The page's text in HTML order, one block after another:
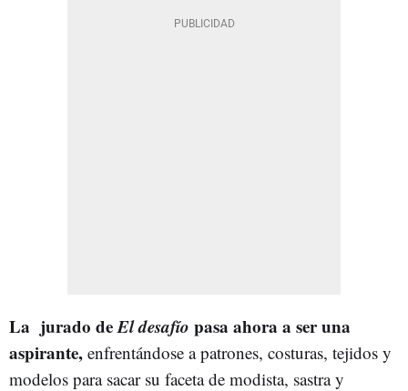
La jurado deEl desafío pasa ahora a ser una
aspirante, enfrentándose a patrones, costuras, tejidos y
modelos para sacar su faceta de modista, sastra y